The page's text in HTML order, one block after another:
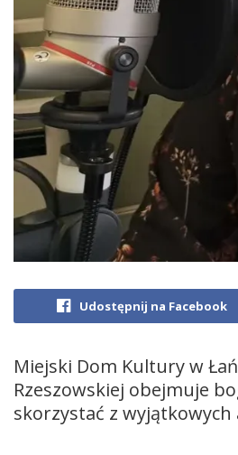
Udostępnij na Facebook
Miejski Dom Kultury w
Rzeszowskiej obejmuje
skorzystać z wyjątkowych